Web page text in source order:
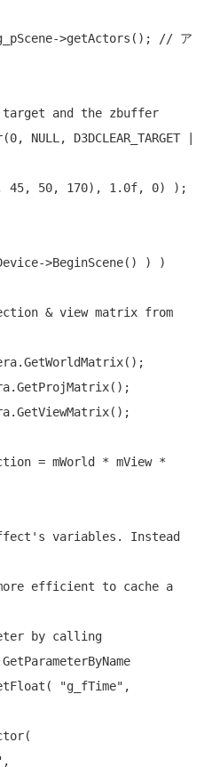
g_pScene->getActors();
// ア
and the zbuffer
NULL , D3DCLEAR_TARGET |
>BeginScene() ) )
& view matrix from
variables. Instead
efficient to cache a
by calling
"g_fTime" ,
,